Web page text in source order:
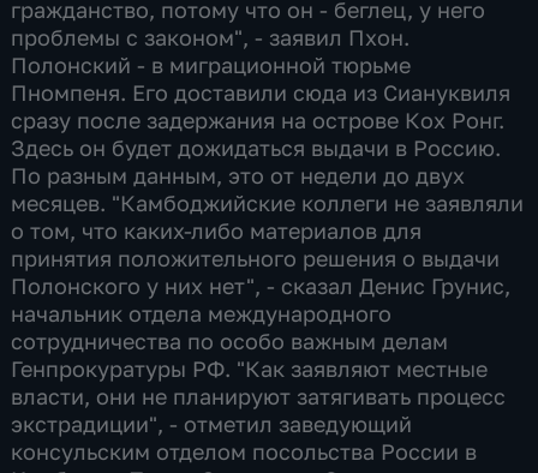
гражданство, потому что он - беглец, у него
проблемы с законом", - заявил Пхон.
Полонский - в миграционной тюрьме
Пномпеня. Его доставили сюда из Сиануквиля
сразу после задержания на острове Кох Ронг.
Здесь он будет дожидаться выдачи в Россию.
По разным данным, это от недели до двух
месяцев. "Камбоджийские коллеги не заявляли
о том, что каких-либо материалов для
принятия положительного решения о выдачи
Полонского у них нет", - сказал Денис Грунис,
начальник отдела международного
сотрудничества по особо важным делам
Генпрокуратуры РФ. "Как заявляют местные
власти, они не планируют затягивать процесс
экстрадиции", - отметил заведующий
консульским отделом посольства России в